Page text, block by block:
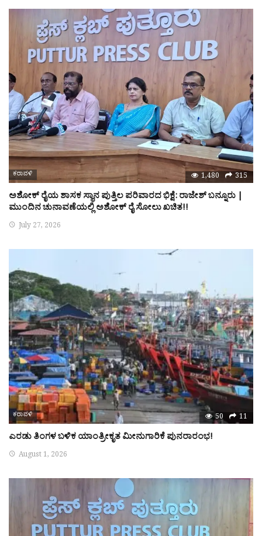
ಕರಾವಳಿ 1,480 315
ಅಶೋಕ್ ರೈಯ ಶಾಸಕ ಸ್ಥಾನ ಪುತ್ತಿಲ ಪರಿವಾರದ ಭಿಕ್ಷೆ: ರಾಜೇಶ್ ಬನ್ನೂರು |
ಮುಂದಿನ ಚುನಾವಣೆಯಲ್ಲಿ ಅಶೋಕ್ ರೈ ಸೋಲು ಖಚಿತ!!
July 27, 2026
ಕರಾವಳಿ 50 11
ಎರಡು ತಿಂಗಳ ಬಳಿಕ ಯಾಂತ್ರೀಕೃತ ಮೀನುಗಾರಿಕೆ ಪುನರಾರಂಭ!
August 1, 2026